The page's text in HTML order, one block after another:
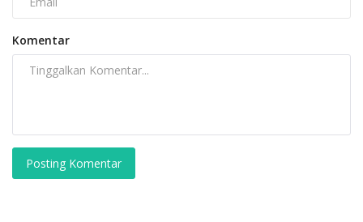
Komentar
Posting Komentar